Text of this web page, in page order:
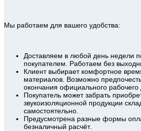
Мы работаем для вашего удобства:
Доставляем в любой день недели
покупателем. Работаем без
Клиент выбирает комфортное
материалов. Возможно
окончания официального рабочего
Покупатель может забрать
звукоизоляционной продукции
самостоятельно.
Предусмотрена разные формы
безналичный расчёт.